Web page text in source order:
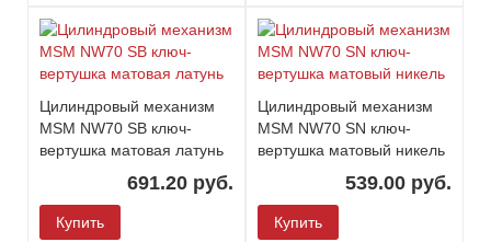
Цилиндровый механизм
MSM NW70 SB ключ-
вертушка матовая латунь
691.20 руб.
Купить
Цилиндровый механизм
MSM NW70 SN ключ-
вертушка матовый никель
539.00 руб.
Купить